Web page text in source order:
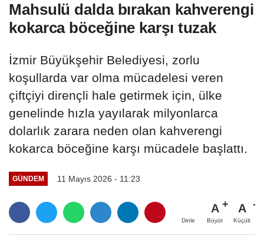
Mahsulü dalda bırakan kahverengi
kokarca böceğine karşı tuzak
İzmir Büyükşehir Belediyesi, zorlu
koşullarda var olma mücadelesi veren
çiftçiyi dirençli hale getirmek için, ülke
genelinde hızla yayılarak milyonlarca
dolarlık zarara neden olan kahverengi
kokarca böceğine karşı mücadele başlattı.
GÜNDEM 11 Mayıs 2026 - 11:23
Dinle
A
Büyüt
A
Küçült